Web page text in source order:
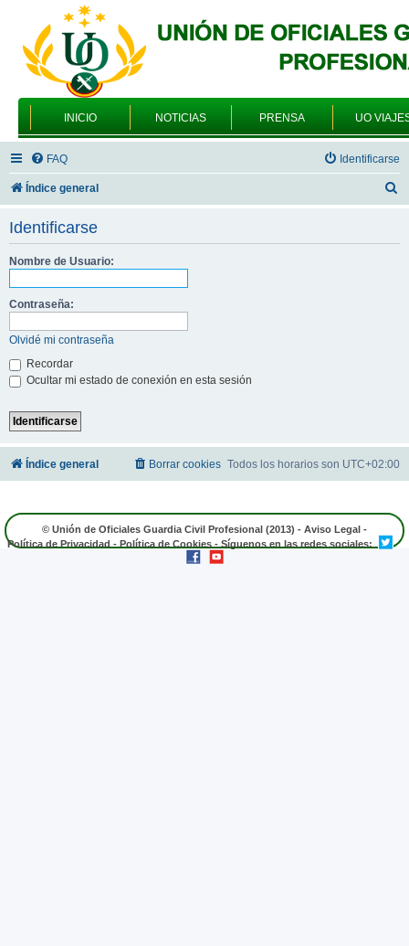
INICIO NOTICIAS PRENSA UO
FAQ Identificarse
Índice general
Identificarse
Nombre de Usuario:
Contraseña:
Olvidé mi contraseña
Recordar
Ocultar mi estado de conexión en esta sesión
Índice general Todos los horarios son UTC+02:00
Borrar cookies
© Unión de Oficiales Guardia Civil Profesional (2013) - Aviso Legal -
Política de Privacidad - Política de Cookies - Síguenos en las redes sociales: